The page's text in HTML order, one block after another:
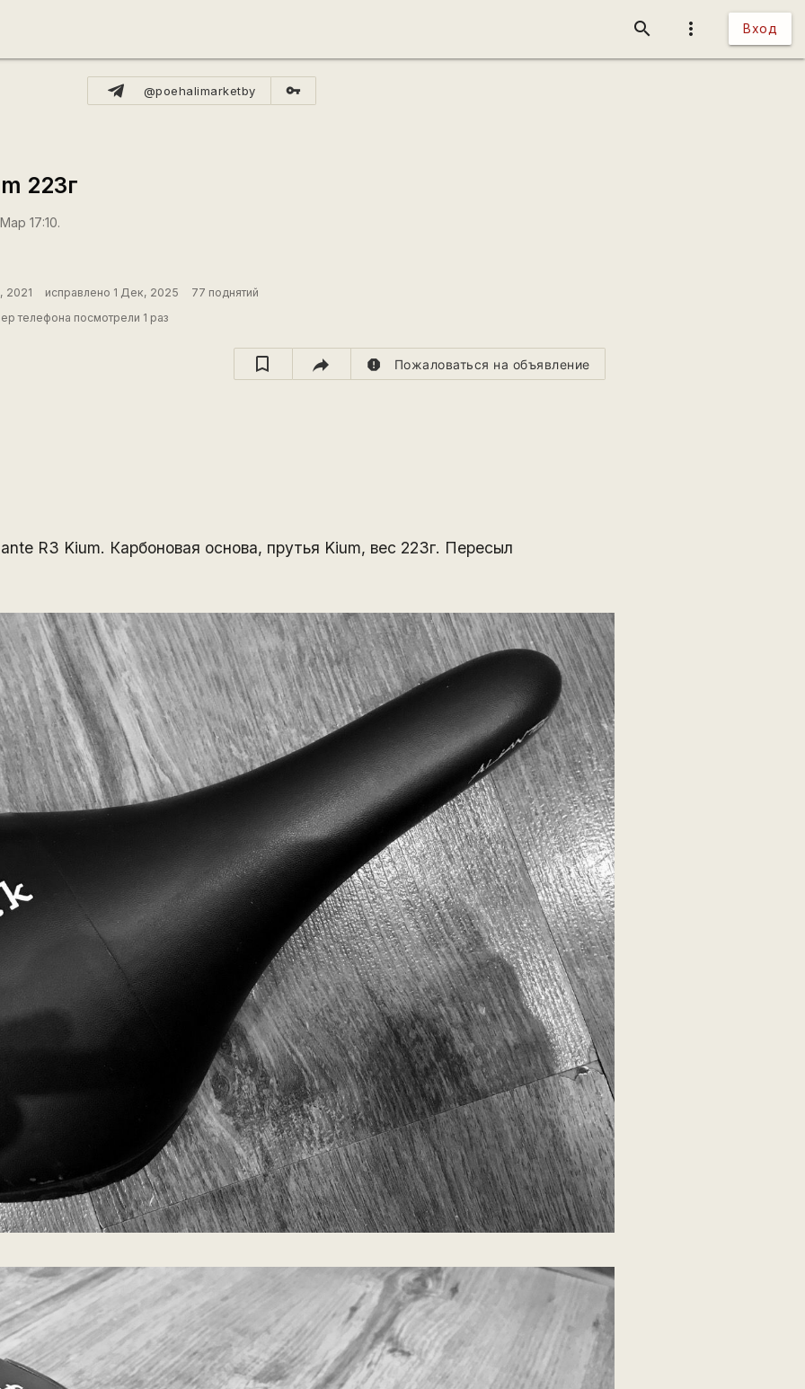
more_vert Вход
search
@poehalimarketby vpn_key
223г
17:10.
2021 исправлено 1 Дек, 2025
77 поднятий
телефона посмотрели 1 раз
report Пожаловаться на объявление
R3 Kium. Карбоновая основа, прутья Kium, вес 223г. Пересыл